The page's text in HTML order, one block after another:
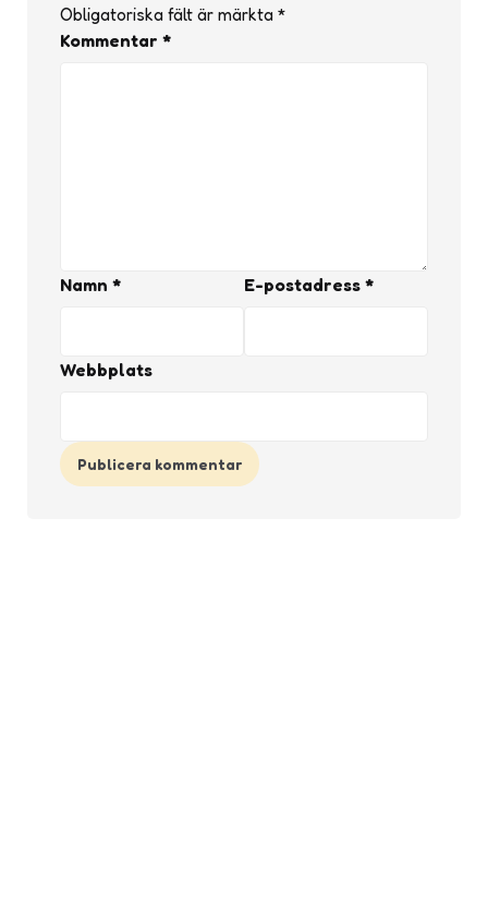
Obligatoriska fält är märkta *
Kommentar *
Namn * E-postadress *
Webbplats